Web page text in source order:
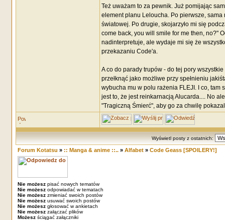
Też uważam to za pewnik. Już pomijając
element planu Leloucha. Po pierwsze,
światowej. Po drugie, skojarzyło mi się
come back, you will smile for me then, no?"
nadinterpretuje, ale wydaje mi się że
przekazaniu Code'a.
A co do parady trupów - do tej pory
przełknąć jako możliwe przy spełnieniu
wybucha mu w polu rażenia FLEJI. I co, tam
jest to, że jest reinkarnacją Alucarda.... No
"Tragiczną Śmierć", aby go za chwilę
Wyświetl posty z ostatnich:
Forum Kotatsu » :: Manga & anime ::..» Alfabet» Code Geass [SPOILERY!]
Nie możeszpisać nowych tematów
Nie możeszodpowiadać w tematach
Nie możeszzmieniać swoich postów
Nie możeszusuwać swoich postów
Nie możeszgłosować w ankietach
Nie możeszzałączać plików
Możeszściągać załączniki